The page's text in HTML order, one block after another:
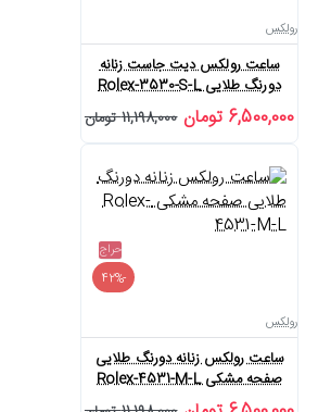
رولکس
ساعت رولکس دیت جاست زنانه
دورنگ طلایی Rolex-3530-S-L
6,500,000 تومان 11,198,000 تومان
حراج
-42%
رولکس
ساعت رولکس زنانه دورنگ طلایی
صفحه مشکی Rolex-4531-M-L